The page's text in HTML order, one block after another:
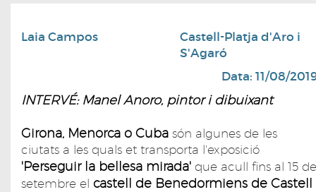
Laia Campos
Castell-Platja d'Aro i
S'Agaró
Data: 11/08/
INTERVÉ: Manel Anoro, pintor i dibuixant
Girona, Menorca o Cuba són algunes de les
ciutats a les quals et transporta l'exposició
'Perseguir la bellesa mirada' que acull fins al 15 de
setembre el castell de Benedormiens de Castell